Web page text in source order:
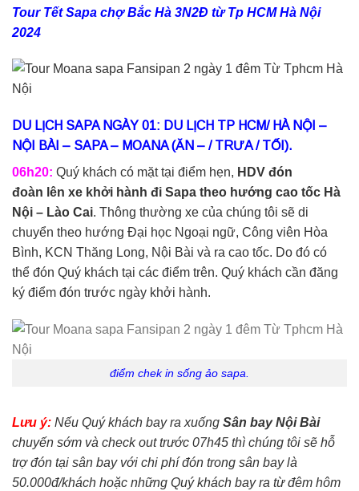
Tour Tết Sapa chợ Bắc Hà 3N2Đ từ Tp HCM Hà Nội
2024
DU LỊCH SAPA NGÀY 01: DU LỊCH TP HCM/ HÀ NỘI –
NỘI BÀI – SAPA – MOANA (ĂN – / TRƯA / TỐI).
06h20: Quý khách có mặt tại điểm hẹn, HDV đón
đoàn lên xe khởi hành đi Sapa theo hướng cao tốc Hà
Nội – Lào Cai. Thông thường xe của chúng tôi sẽ di
chuyển theo hướng Đại học Ngoại ngữ, Công viên Hòa
Bình, KCN Thăng Long, Nội Bài và ra cao tốc. Do đó có
thể đón Quý khách tại các điểm trên. Quý khách cần đăng
ký điểm đón trước ngày khởi hành.
điểm chek in sống ảo sapa.
Lưu ý: Nếu Quý khách bay ra xuống Sân bay Nội Bài
chuyến sớm và check out trước 07h45 thì chúng tôi sẽ hỗ
trợ đón tại sân bay với chi phí đón trong sân bay là
50.000đ/khách hoặc những Quý khách bay ra từ đêm hôm